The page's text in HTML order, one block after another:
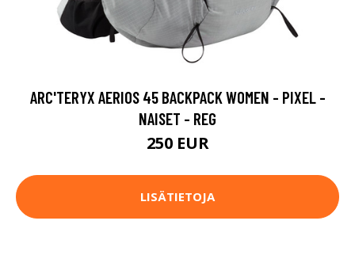
ARC'TERYX AERIOS 45 BACKPACK WOMEN - PIXEL -
NAISET - REG
250 EUR
LISÄTIETOJA